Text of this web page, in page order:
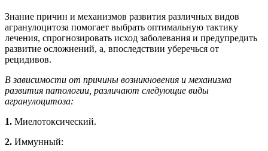
Знание причин и механизмов развития различных видов
агранулоцитоза помогает выбрать оптимальную тактику
лечения, спрогнозировать исход заболевания и предупредить
развитие осложнений, а, впоследствии уберечься от
рецидивов.
В зависимости от причины возникновения и механизма
развития патологии, различают следующие виды
агранулоцитоза:
1. Миелотоксический.
2. Иммунный: